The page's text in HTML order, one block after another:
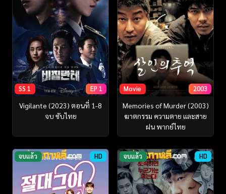
SS 1 EP 1
Vigilante (2023) ตอนที่ 1-8
จบ ซับไทย
Movie 2003
Memories of Murder (2003)
ฆาตกรรม ความตาย และสาย
ฝน พากย์ไทย
จบแล้ว HD จบแล้ว HD